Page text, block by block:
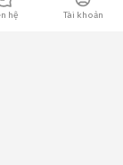
hệ Tài khoản